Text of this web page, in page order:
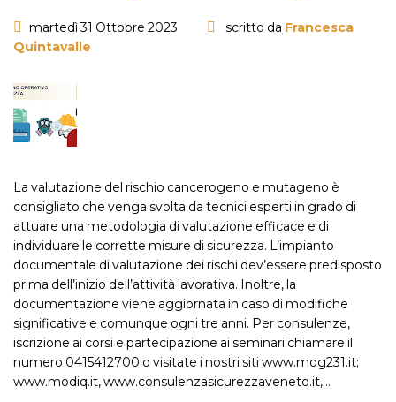
martedì 31 Ottobre 2023 scritto da Francesca
Quintavalle
La valutazione del rischio cancerogeno e mutageno è
consigliato che venga svolta da tecnici esperti in grado di
attuare una metodologia di valutazione efficace e di
individuare le corrette misure di sicurezza. L’impianto
documentale di valutazione dei rischi dev’essere predisposto
prima dell’inizio dell’attività lavorativa. Inoltre, la
documentazione viene aggiornata in caso di modifiche
significative e comunque ogni tre anni. Per consulenze,
iscrizione ai corsi e partecipazione ai seminari chiamare il
numero 0415412700 o visitate i nostri siti www.mog231.it;
www.modiq.it, www.consulenzasicurezzaveneto.it,…